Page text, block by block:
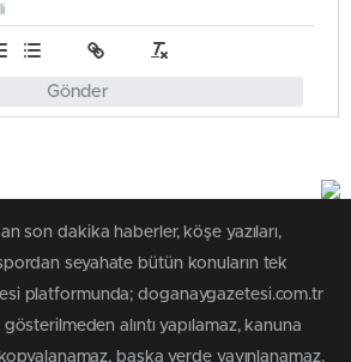
Gönder
son dakika haberler, köşe yazıları,
seyahate bütün konuların tek
platformunda; doganaygazetesi.com.tr
alıntı yapılamaz, kanuna
başka yerde yayınlanamaz.